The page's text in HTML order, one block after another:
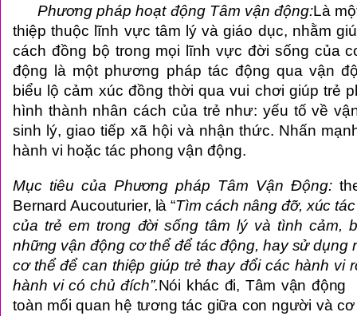
Phương pháp hoạt động Tâm vận động:Là
thiệp thuộc lĩnh vực tâm lý và giáo dục, nhằm
cách đồng bộ trong mọi lĩnh vực đời sống của
động là một phương pháp tác động qua vận
biểu lộ cảm xúc đồng thời qua vui chơi giúp trẻ
hình thành nhân cách của trẻ như: yếu tố về
sinh lý, giao tiếp xã hội và nhận thức. Nhấn
hành vi hoặc tác phong vận động.
Mục tiêu của Phương pháp Tâm Vận Động:
Bernard Aucouturier, là “Tìm cách nâng đỡ, xúc
của trẻ em trong đời sống tâm lý và tình cảm,
những vận động cơ thể để tác động, hay sử dụng
cơ thể để can thiệp giúp trẻ thay đổi các hành vi
hành vi có chủ đích”.Nói khác đi, Tâm vận động
toàn mối quan hệ tương tác giữa con người và